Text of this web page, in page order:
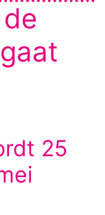
25